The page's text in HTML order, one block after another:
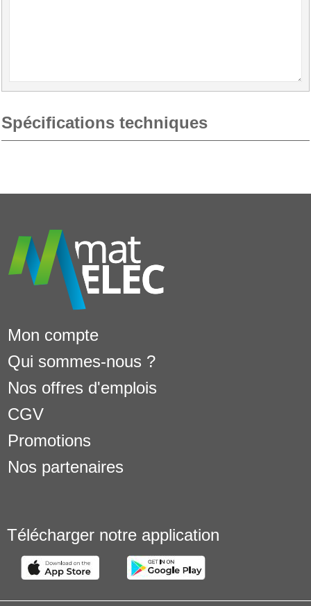
Spécifications techniques
Mon compte
Qui sommes-nous ?
Nos offres d'emplois
CGV
Promotions
Nos partenaires
Télécharger notre application